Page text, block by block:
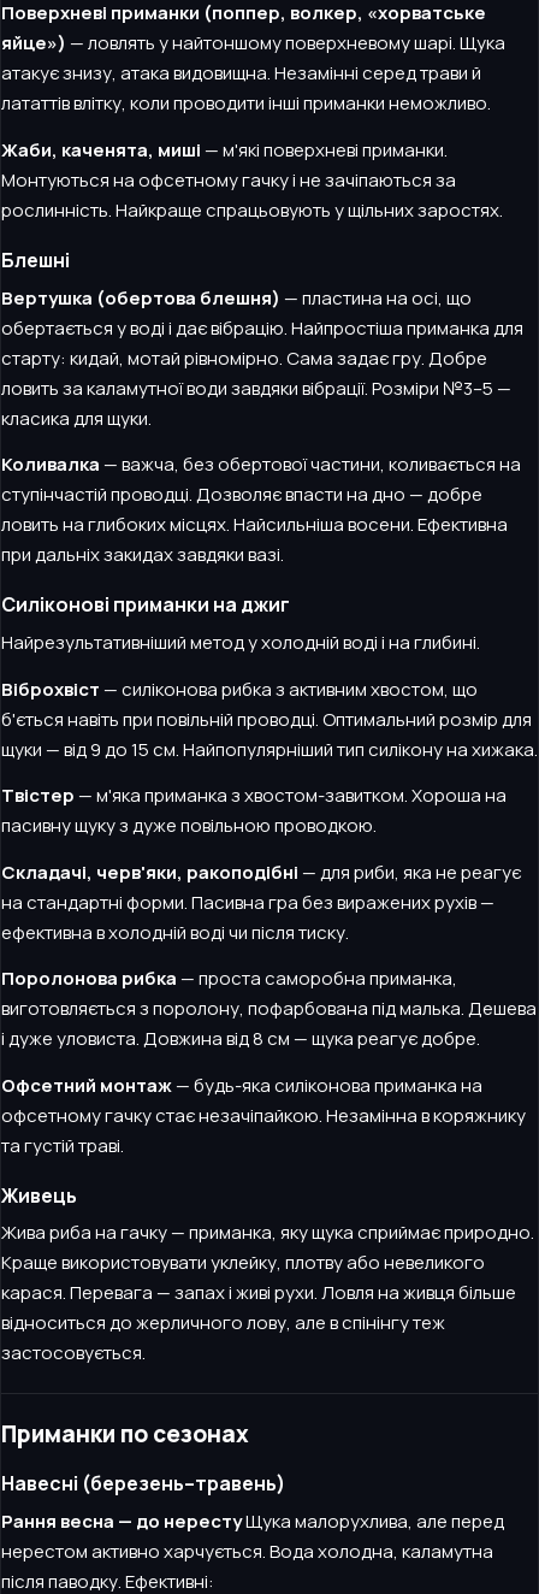
Поверхневі приманки (поппер, волкер, «хорватське
яйце») — ловлять у найтоншому поверхневому шарі. Щука
атакує знизу, атака видовищна. Незамінні серед трави й
лататтів влітку, коли проводити інші приманки неможливо.
Жаби, каченята, миші — м'які поверхневі приманки.
Монтуються на офсетному гачку і не зачіпаються за
рослинність. Найкраще спрацьовують у щільних заростях.
Блешні
Вертушка (обертова блешня) — пластина на осі, що
обертається у воді і дає вібрацію. Найпростіша приманка для
старту: кидай, мотай рівномірно. Сама задає гру. Добре
ловить за каламутної води завдяки вібрації. Розміри №3–5 —
класика для щуки.
Коливалка — важча, без обертової частини, коливається на
ступінчастій проводці. Дозволяє впасти на дно — добре
ловить на глибоких місцях. Найсильніша восени. Ефективна
при дальніх закидах завдяки вазі.
Силіконові приманки на джиг
Найрезультативніший метод у холодній воді і на глибині.
Віброхвіст — силіконова рибка з активним хвостом, що
б'ється навіть при повільній проводці. Оптимальний розмір для
щуки — від 9 до 15 см. Найпопулярніший тип силікону на хижака.
Твістер — м'яка приманка з хвостом-завитком. Хороша на
пасивну щуку з дуже повільною проводкою.
Складачі, черв'яки, ракоподібні — для риби, яка не реагує
на стандартні форми. Пасивна гра без виражених рухів —
ефективна в холодній воді чи після тиску.
Поролонова рибка — проста саморобна приманка,
виготовляється з поролону, пофарбована під малька. Дешева
і дуже уловиста. Довжина від 8 см — щука реагує добре.
Офсетний монтаж— будь-яка силіконова приманка на
офсетному гачку стає незачіпайкою. Незамінна в коряжнику
та густій траві.
Живець
Жива риба на гачку — приманка, яку щука сприймає природно.
Краще використовувати уклейку, плотву або невеликого
карася. Перевага — запах і живі рухи. Ловля на живця більше
відноситься до жерличного лову, але в спінінгу теж
застосовується.
Приманки по сезонах
Навесні (березень–травень)
Рання весна — до нерестуЩука малорухлива, але перед
нерестом активно харчується. Вода холодна, каламутна
після паводку. Ефективні: